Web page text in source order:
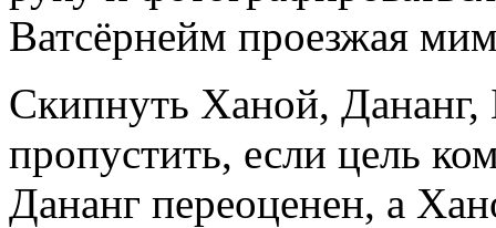
Ватсёрнейм проезжая
Скипнуть Ханой, Дананг,
пропустить, если цель
Дананг переоценен, а